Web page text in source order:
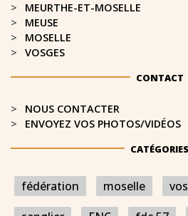
MEURTHE-ET-MOSELLE​
MEUSE
MOSELLE
VOSGES
CONTACT
NOUS CONTACTER
ENVOYEZ VOS PHOTOS/VIDÉOS
CATÉGORIES
fédération moselle